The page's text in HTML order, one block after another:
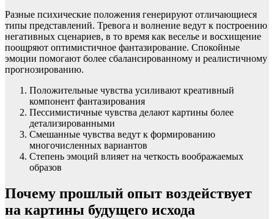
Разные психические положения генерируют отличающиеся
типы представлений. Тревога и волнение ведут к построению
негативных сценариев, в то время как веселье и восхищение
поощряют оптимистичное фантазирование. Спокойные
эмоции помогают более сбалансированному и реалистичному
прогнозированию.
Положительные чувства усиливают креативный
компонент фантазирования
Пессимистичные чувства делают картины более
детализированными
Смешанные чувства ведут к формированию
многочисленных вариантов
Степень эмоций влияет на четкость воображаемых
образов
Почему прошлый опыт воздействует
на картины будущего исхода